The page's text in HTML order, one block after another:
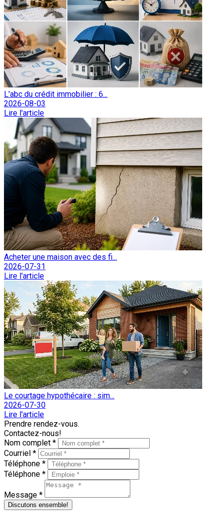
L'abc du crédit immobilier : 6...
2026-08-03
Lire l'article
Acheter une maison avec des fi...
2026-07-31
Lire l'article
Le courtage hypothécaire : sim...
2026-07-30
Lire l'article
Prendre rendez-vous.
Contactez-nous!
Nom complet *
Courriel *
Téléphone *
Téléphone *
Message *
Discutons ensemble!